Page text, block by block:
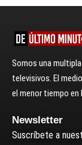
Somos una
televisivos. El
el menor tiempo en
Newsletter
Suscríbete a